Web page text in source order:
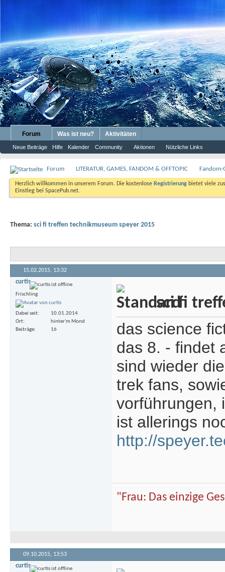
Forum
Neue Beiträge Hilfe Kalender Community Aktionen Nützliche Links
Was ist neu? Aktivitäten
Forum LITERATUR, GAMES, FANDOM & OFFTOPIC Fandom-
Herzlich willkommen in unserem Forum. Die kostenlose Registrierung bietet viele
Einstieg bei SpacePub.net.
Thema: sci fi treffen technikmuseum speyer 2015
15.02.2015, 13:32
curtis
Frischling
Dabei seit
10.01.2014
Ort
hinter'm Mond
Beiträge
16
sci fi
das science
das 8. - findet
sind wieder
trek fans,
vorführungen,
ist allerings
http://
"Frau: Das einzige
09.10.2015, 13:53
curtis